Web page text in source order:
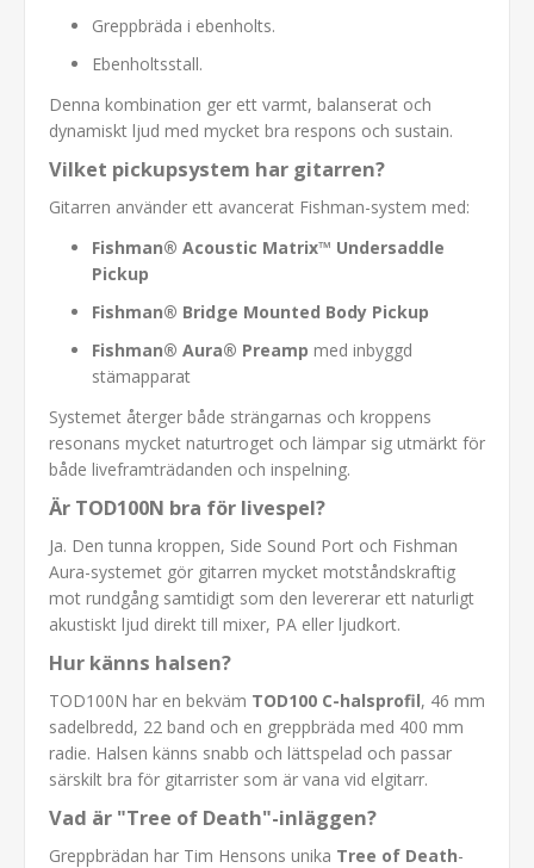
Greppbräda i ebenholts.
Ebenholtsstall.
Denna kombination ger ett varmt, balanserat och
dynamiskt ljud med mycket bra respons och sustain.
Vilket pickupsystem har gitarren?
Gitarren använder ett avancerat Fishman-system med:
Fishman® Acoustic Matrix™ Undersaddle
Pickup
Fishman® Bridge Mounted Body Pickup
Fishman® Aura® Preamp med inbyggd
stämapparat
Systemet återger både strängarnas och kroppens
resonans mycket naturtroget och lämpar sig utmärkt för
både liveframträdanden och inspelning.
Är TOD100N bra för livespel?
Ja. Den tunna kroppen, Side Sound Port och Fishman
Aura-systemet gör gitarren mycket motståndskraftig
mot rundgång samtidigt som den levererar ett naturligt
akustiskt ljud direkt till mixer, PA eller ljudkort.
Hur känns halsen?
TOD100N har en bekväm TOD100 C-halsprofil, 46 mm
sadelbredd, 22 band och en greppbräda med 400 mm
radie. Halsen känns snabb och lättspelad och passar
särskilt bra för gitarrister som är vana vid elgitarr.
Vad är "Tree of Death"-inläggen?
Greppbrädan har Tim Hensons unika Tree of Death-